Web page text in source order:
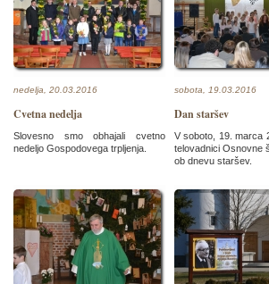
nedelja, 20.03.2016
Cvetna nedelja
Slovesno smo obhajali cvetno
nedeljo Gospodovega trpljenja.
sobota, 19.03.2016
Dan staršev
V soboto, 19. marca
telovadnici Osnovne
ob dnevu staršev.